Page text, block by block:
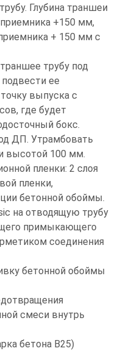
Глубина траншеи
+150 мм,
+ 150 мм с
трубу под
ее
выпуска с
где будет
бокс.
ДП. Утрамбовать
высотой 100 мм.
пленки: 2 слоя
пленки,
бетонной обоймы.
на отводящую трубу
примыкающего
соединения
бетонной обоймы
смеси внутрь
бетона В25)